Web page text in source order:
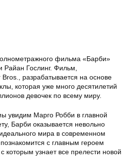
фильма «Барби»
Райан Гослинг. Фильм,
Bros., разрабатывается на основе
которая уже много десятилетий
девочек по всему миру.
увидим Марго Робби в главной
Барби оказывается невольно
мира в современном
с главным героем
которым узнает все прелести новой